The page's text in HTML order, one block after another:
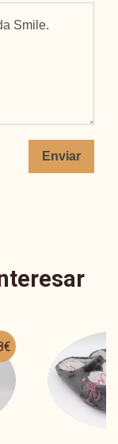
Enviar